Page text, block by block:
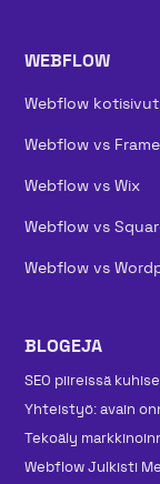
WEBFLOW
Webflow kotisivut
Webflow vs
Webflow vs Wix
Webflow vs
Webflow vs
BLOGEJA
SEO piireissä
Yhteistyö: avain
Tekoäly
Webflow Julkisti